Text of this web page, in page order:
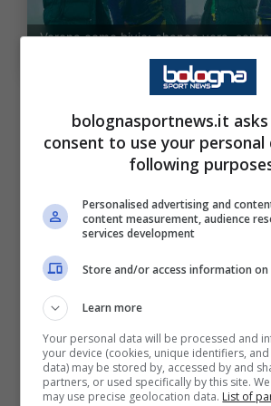
Verona come bivio: chance vera,
anche tremendamente onesto.
fermata si chiama Verona e per
Cambiaghi, fermato da due
lontano dalla versione
direbbero i gamer, lo spazio c’è.
Non una comparsata, non uno
fare numero: una chance da
prossimo match di A.
bolognasportnews.it
consent to use your
following
Personalised advertising and
content measurement, audience
services development
Store and/or access information on
Learn more
Your personal data will be processed and
your device (cookies, unique identifiers,
data) may be stored by, accessed by and
partners, or used specifically by this site.
may use precise geolocation data. List of